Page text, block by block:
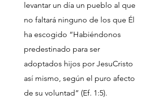
levantar un día un pueblo al que
no faltará ninguno de los que Él
ha escogido “Habiéndonos
predestinado para ser
adoptados hijos por JesuCristo
así mismo, según el puro afecto
de su voluntad” (Ef. 1:5).